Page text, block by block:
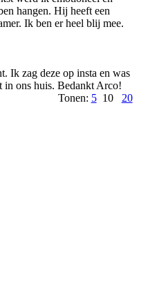
hangen. Hij heeft een
Ik ben er heel blij mee.
Ik zag deze op insta en was
in ons huis. Bedankt Arco!
Tonen: 510 20